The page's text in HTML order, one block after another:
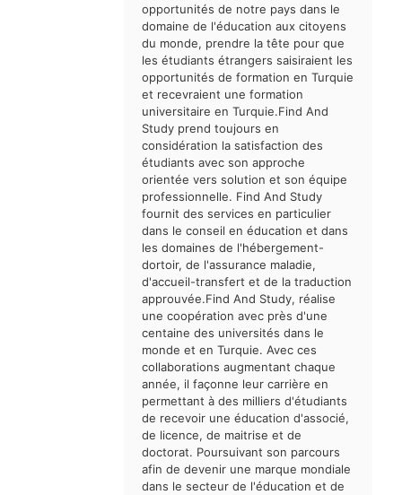
opportunités de notre pays dans le
domaine de l'éducation aux citoyens
du monde, prendre la tête pour que
les étudiants étrangers saisiraient les
opportunités de formation en Turquie
et recevraient une formation
universitaire en Turquie.Find And
Study prend toujours en
considération la satisfaction des
étudiants avec son approche
orientée vers solution et son équipe
professionnelle. Find And Study
fournit des services en particulier
dans le conseil en éducation et dans
les domaines de l'hébergement-
dortoir, de l'assurance maladie,
d'accueil-transfert et de la traduction
approuvée.Find And Study, réalise
une coopération avec près d'une
centaine des universités dans le
monde et en Turquie. Avec ces
collaborations augmentant chaque
année, il façonne leur carrière en
permettant à des milliers d'étudiants
de recevoir une éducation d'associé,
de licence, de maitrise et de
doctorat. Poursuivant son parcours
afin de devenir une marque mondiale
dans le secteur de l'éducation et de